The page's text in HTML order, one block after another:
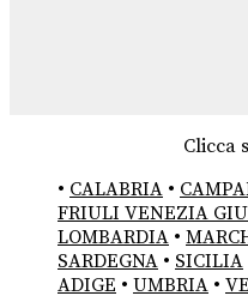
Clicca
• CALABRIA •
FRIULI VENEZIA
LOMBARDIA •
SARDEGNA • SICILIA
ADIGE • UMBRIA •